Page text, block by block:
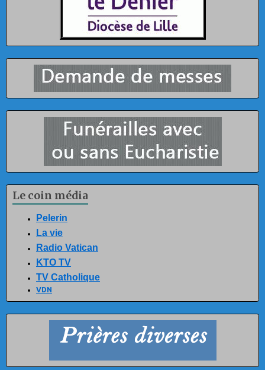
Le coin média
Pelerin
La vie
Radio Vatican
KTO TV
TV Catholique
VDN